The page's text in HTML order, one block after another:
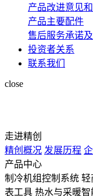
产品改进意见
产品主要配件
售后服务承诺
投资者关系
联系我们
close
走进精创
精创概况 发展历程
产品中心
制冷机组控制系统 轻
表工具 热水与采暖智